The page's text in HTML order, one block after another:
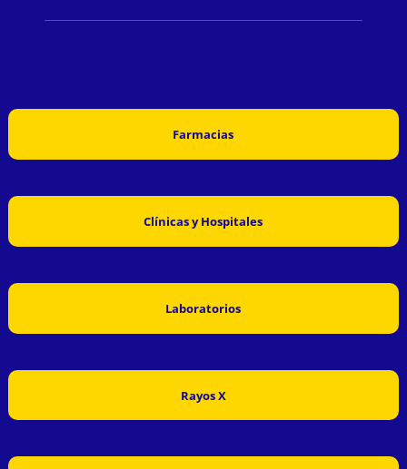
Farmacias
Clínicas y Hospitales
Laboratorios
Rayos X